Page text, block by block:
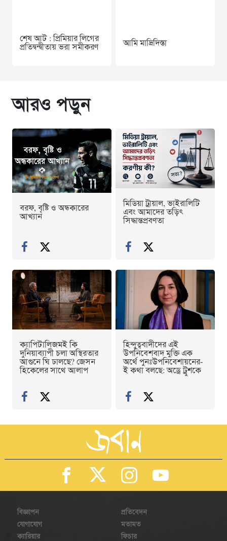
শেষ আট : প্রিমিয়ার লিগের
প্রতিদ্বন্দ্বীতায় ভরা সমীকরণ
আমি মাদ্রিদিস্তা
আরও পড়ুন
বরফ, বৃষ্টি ও অন্ধকারের
আখ্যান
মিডিয়া ট্রায়াল, ভাইরালিটি
এবং আমাদের তড়িৎ
সিদ্ধান্তপ্রবণতা
ক্যাপিটালিজমই কি
দুনিয়াব্যাপী চলা অস্থিরতার
আগুনে ঘি ঢালছে? জেসন
হিকেলের সাথে আলাপ
হিন্দুত্ববাদীদের এই
উপনিবেশবাদ মুক্তি এক
অর্থে পুনঃউপনিবেশায়নের-
ই কথা বলছে: অড্রে ট্রুশকে
বিজ্ঞাপন
যোগাযোগ
ক্যারিয়ার
প্রতিবেদন
মতামত
ফিচার